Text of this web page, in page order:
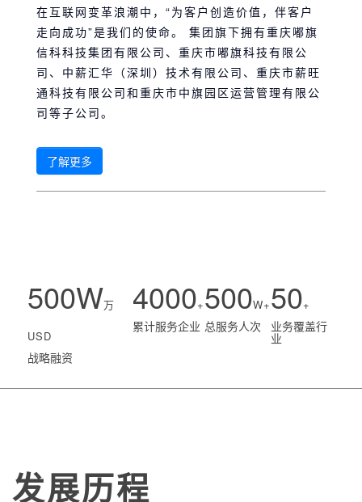
在互联网变革浪潮中，“为客户创造价值，伴客户
走向成功”是我们的使命。 集团旗下拥有重庆嘟旗
信科科技集团有限公司、重庆市嘟旗科技有限公
司、中薪汇华（深圳）技术有限公司、重庆市薪旺
通科技有限公司和重庆市中旗园区运营管理有限公
司等子公司。
了解更多
500W万
USD
战略融资
4000+
累计服务企业
500W+
总服务人次
50+
业务覆盖行
业
发展历程